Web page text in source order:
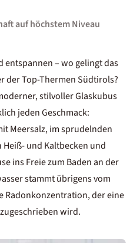
auf höchstem Niveau
entspannen – wo gelingt das
der Top-Thermen Südtirols?
stilvoller Glaskubus
jeden Geschmack:
Meersalz, im sprudelnden
und Kaltbecken und
ins Freie zum Baden an der
stammt übrigens vom
Radonkonzentration, der eine
wird.